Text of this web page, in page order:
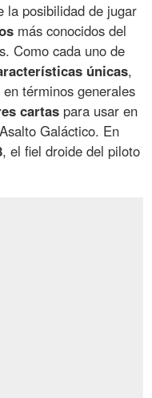
la posibilidad de jugar
más conocidos del
Como cada uno de
únicas,
términos generales
cartas para usar en
Galáctico. En
, el fiel droide del piloto